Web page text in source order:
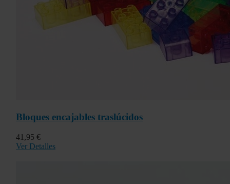
Bloques encajables traslúcidos
41,95 €
Ver Detalles